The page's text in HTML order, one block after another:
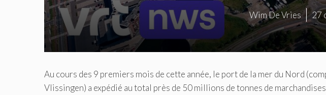
Wim De Vries 27
Au cours des 9 premiers mois de cette année, le port de la mer du Nord
Vlissingen) a expédié au total près de 50 millions de tonnes de